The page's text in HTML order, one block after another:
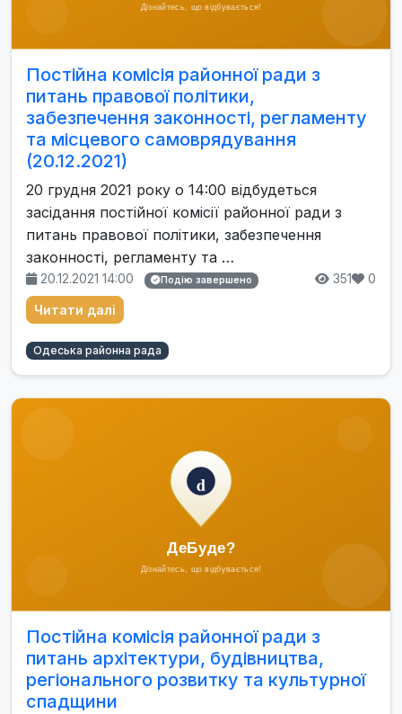
Постійна комісія районної ради з
питань правової політики,
забезпечення законності, регламенту
та місцевого самоврядування
(20.12.2021)
20 грудня 2021 року о 14:00 відбудеться
засідання постійної комісії районної ради з
питань правової політики, забезпечення
законності, регламенту та …
20.12.2021 14:00 Подію завершено 351 0
Читати далі
Одеська районна рада
Постійна комісія районної ради з
питань архітектури, будівництва,
регіонального розвитку та культурної
спадщини